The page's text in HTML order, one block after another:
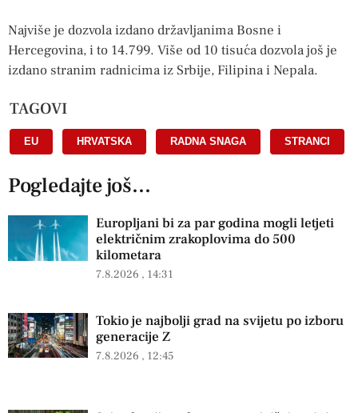
Najviše je dozvola izdano državljanima Bosne i
Hercegovina, i to 14.799. Više od 10 tisuća dozvola još je
izdano stranim radnicima iz Srbije, Filipina i Nepala.
TAGOVI
EU HRVATSKA RADNA SNAGA STRANCI
Pogledajte još...
Europljani bi za par godina mogli letjeti
električnim zrakoplovima do 500
kilometara
7.8.2026 14:31
Tokio je najbolji grad na svijetu po izboru
generacije Z
7.8.2026 12:45